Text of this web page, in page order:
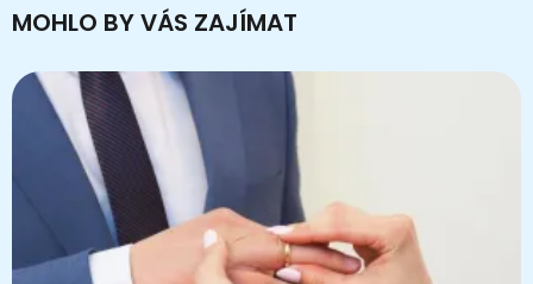
MOHLO BY VÁS ZAJÍMAT